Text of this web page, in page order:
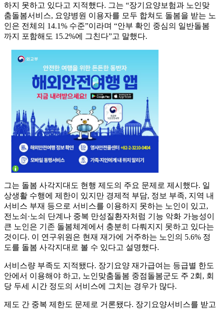
하지 못하고 있다고 지적했다. 그는 “장기요양보험과 노인맞
춤돌봄서비스, 요양병원 이용자를 모두 합쳐도 돌봄을 받는 노
인은 전체의 14.1% 수준”이라며 “안부 확인 중심의 일반돌봄
까지 포함해도 15.2%에 그친다”고 말했다.
그는 돌봄 사각지대도 현행 제도의 주요 문제로 제시했다. 일
상생활 수행에 제한이 있지만 경제적 부담, 정보 부족, 지역 내
서비스 부재 등으로 서비스를 이용하지 못하는 노인이 있고,
전노쇠·노쇠 단계나 중복 만성질환자처럼 기능 악화 가능성이
큰 노인은 기존 돌봄체계에서 충분히 다뤄지지 못하고 있다는
것이다. 이 연구위원은 현재 재가에 거주하는 노인의 5.6% 정
도를 돌봄 사각지대로 볼 수 있다고 설명했다.
서비스량 부족도 지적됐다. 장기요양 재가급여는 등급별 한도
안에서 이용해야 하고, 노인맞춤돌봄 중점돌봄군도 주 2회, 회
당 두세 시간 정도의 서비스에 그치는 경우가 많다.
제도 간 중복 제한도 문제로 거론됐다. 장기요양서비스를 받고